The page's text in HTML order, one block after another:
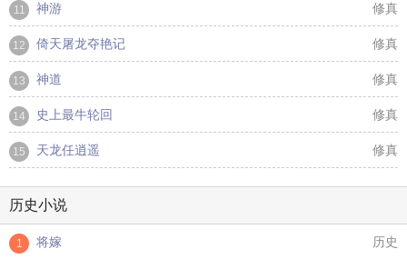
11 神游 修真
12 倚天屠龙夺艳记 修真
13 神道 修真
14 史上最牛轮回 修真
15 天龙任逍遥 修真
历史小说
1 将嫁 历史